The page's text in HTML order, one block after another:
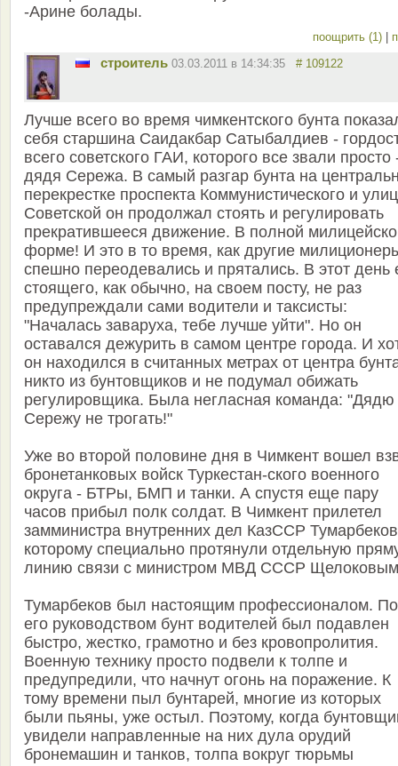
-Арине болады.
поощрить (1)
строитель 03.03.2011 в 14:34:35 # 109122
Лучше всего во время чимкентского бунта
себя старшина Саидакбар Сатыбалдиев -
всего советского ГАИ, которого все звали просто
дядя Сережа. В самый разгар бунта на
перекрестке проспекта Коммунистического и
Советской он продолжал стоять и регулировать
прекратившееся движение. В полной
форме! И это в то время, как другие
спешно переодевались и прятались. В этот день
стоящего, как обычно, на своем посту, не раз
предупреждали сами водители и таксисты:
"Началась заваруха, тебе лучше уйти". Но он
оставался дежурить в самом центре города. И
он находился в считанных метрах от центра
никто из бунтовщиков и не подумал обижать
регулировщика. Была негласная команда: "Дядю
Сережу не трогать!"
Уже во второй половине дня в Чимкент вошел
бронетанковых войск Туркестан-ского военного
округа - БТРы, БМП и танки. А спустя еще пару
часов прибыл полк солдат. В Чимкент прилетел
замминистра внутренних дел КазССР
которому специально протянули отдельную
линию связи с министром МВД СССР
Тумарбеков был настоящим профессионалом.
его руководством бунт водителей был подавлен
быстро, жестко, грамотно и без кровопролития.
Военную технику просто подвели к толпе и
предупредили, что начнут огонь на поражение. К
тому времени пыл бунтарей, многие из которых
были пьяны, уже остыл. Поэтому, когда
увидели направленные на них дула орудий
бронемашин и танков, толпа вокруг тюрьмы